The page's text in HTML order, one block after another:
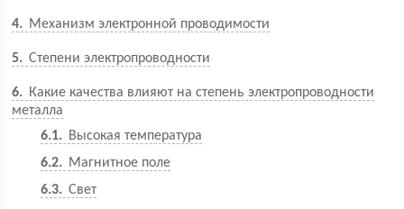
4 Механизм электронной проводимости
5 Степени электропроводности
6
Какие качества влияют на степень электропроводности
металла
6.1
Высокая температура
6.2
Магнитное поле
6.3
Свет